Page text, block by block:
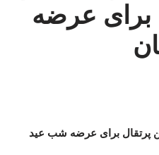
برای عرضه
۱۰۰ تن سیب و ۱۵۰ تن پرتقال برای عرضه شب عید